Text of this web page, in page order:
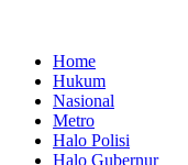
Home
Hukum
Nasional
Metro
Halo Polisi
Halo Gubernur